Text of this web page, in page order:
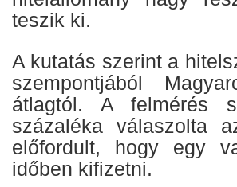
teszik ki.
A kutatás szerint a
szempontjából
átlagtól. A felmérés
százaléka válaszolta
előfordult, hogy egy
időben kifizetni.